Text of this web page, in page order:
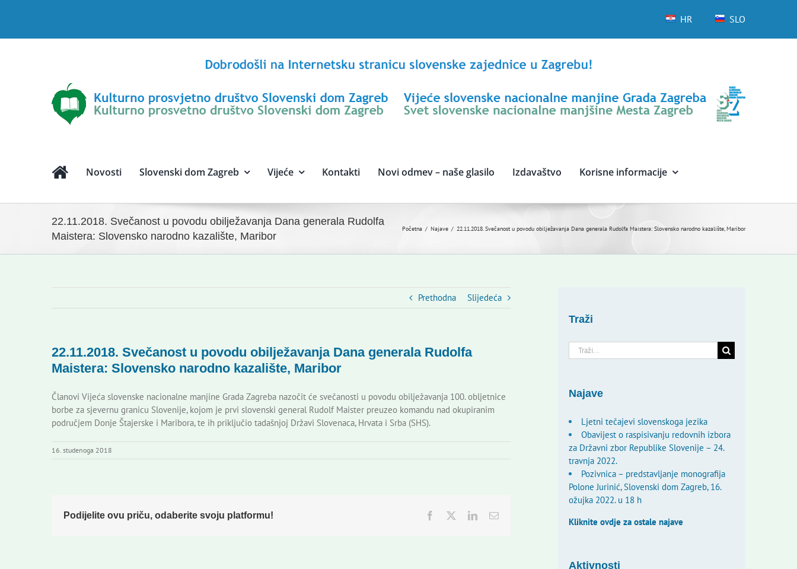
HR SLO
Novosti Slovenski dom Zagreb Vijeće Kontakti Novi odmev – naše glasilo Izdavaštvo Korisne informacije
22.11.2018. Svečanost u povodu obilježavanja Dana generala Rudolfa
Maistera: Slovensko narodno kazalište, Maribor
Početna Najave 22.11.2018. Svečanost u povodu obilježavanja Dana generala Rudolfa Maistera: Slovensko narodno kazalište, Maribor
Prethodna Slijedeća
22.11.2018. Svečanost u povodu obilježavanja Dana generala Rudolfa
Maistera: Slovensko narodno kazalište, Maribor
Članovi Vijeća slovenske nacionalne manjine Grada Zagreba nazočit će svečanosti u povodu obilježavanja 100. obljetnice
borbe za sjevernu granicu Slovenije, kojom je prvi slovenski general Rudolf Maister preuzeo komandu nad okupiranim
područjem Donje Štajerske i Maribora, te ih priključio tadašnjoj Državi Slovenaca, Hrvata i Srba (SHS).
16. studenoga 2018
Podijelite ovu priču, odaberite svoju platformu! Facebook
TwitterLinkedInEmail:
Traži
Traži...
Najave
Ljetni tečajevi slovenskoga jezika
Obavijest o raspisivanju redovnih izbora
za Državni zbor Republike Slovenije – 24.
travnja 2022.
Pozivnica – predstavljanje monografija
Polone Jurinić, Slovenski dom Zagreb, 16.
ožujka 2022. u 18 h
Kliknite ovdje za ostale najave
Aktivnosti